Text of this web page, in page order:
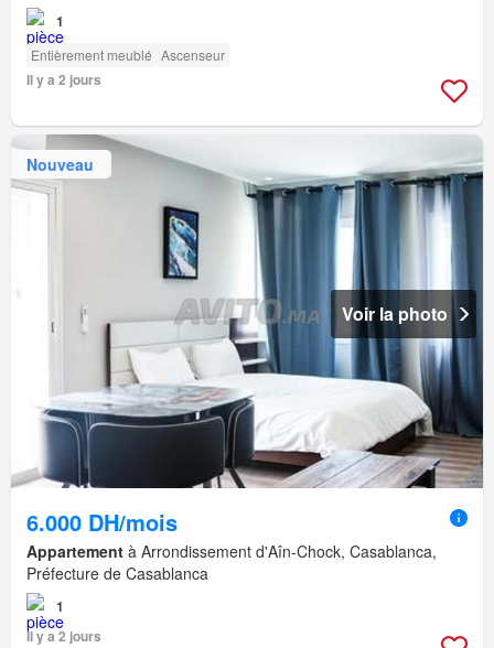
1
Entièrement meublé Ascenseur
Il y a 2 jours
Nouveau
Voir la photo
6.000 DH/mois
Appartement à Arrondissement d'Aîn-Chock, Casablanca,
Préfecture de Casablanca
1
Il y a 2 jours